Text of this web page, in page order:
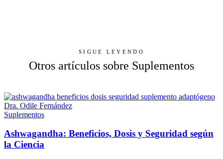
SIGUE LEYENDO
Otros artículos sobre Suplementos
Suplementos
Ashwagandha: Beneficios, Dosis y Seguridad según
la Ciencia